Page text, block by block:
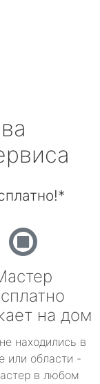
на дом
находились в
или области -
в любом